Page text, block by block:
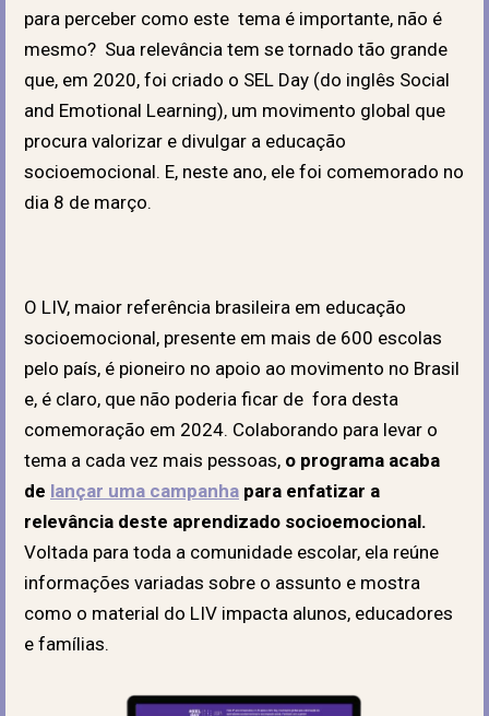
para perceber como este tema é importante, não é
mesmo? Sua relevância tem se tornado tão grande
que, em 2020, foi criado o SEL Day (do inglês Social
and Emotional Learning), um movimento global que
procura valorizar e divulgar a educação
socioemocional. E, neste ano, ele foi comemorado no
dia 8 de março.
O LIV, maior referência brasileira em educação
socioemocional, presente em mais de 600 escolas
pelo país, é pioneiro no apoio ao movimento no Brasil
e, é claro, que não poderia ficar de fora desta
comemoração em 2024. Colaborando para levar o
tema a cada vez mais pessoas, o programa acaba
de lançar uma campanha para enfatizar a
relevância deste aprendizado socioemocional.
Voltada para toda a comunidade escolar, ela reúne
informações variadas sobre o assunto e mostra
como o material do LIV impacta alunos, educadores
e famílias.